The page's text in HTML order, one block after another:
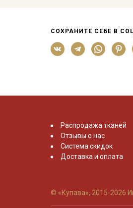
СОХРАНИТЕ СЕБЕ В
Распродажа тканей
Отзывы о нас
Система скидок
Доставка и оплата
© «Купава», 2015-2026